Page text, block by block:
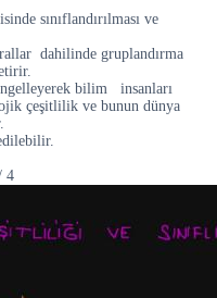
sınıflandırılması ve
dahilinde gruplandırma
bilim insanları
çeşitlilik ve bunun dünya
4